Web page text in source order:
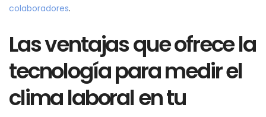
colaboradores.
Las ventajas que ofrece la
tecnología para medir el
clima laboral en tu